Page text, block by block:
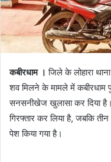
कबीरधाम । जिले के लोहारा
शव मिलने के मामले में
सनसनीखेज खुलासा कर दिया है।
गिरफ्तार कर लिया है, जबकि तीन
पेश किया गया है।